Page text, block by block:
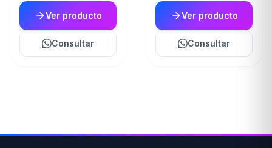
Ver producto
Consultar
Ver producto
Consultar